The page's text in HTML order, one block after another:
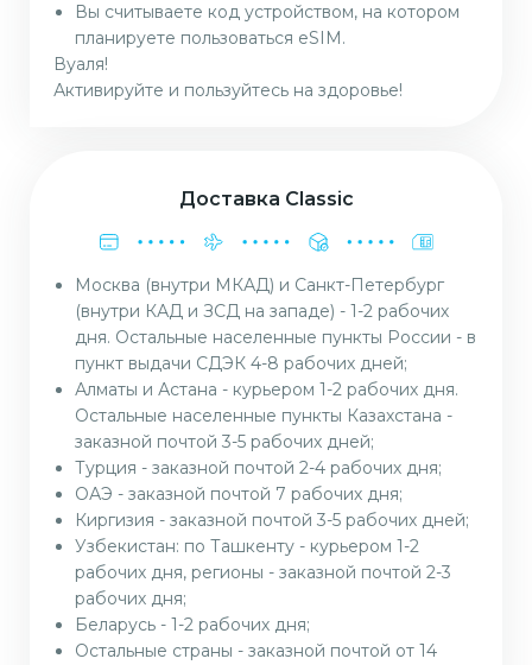
Вы считываете код устройством, на котором
планируете пользоваться eSIM.
Вуаля!
Активируйте и пользуйтесь на здоровье!
Доставка Classic
Москва (внутри МКАД) и Санкт-Петербург
(внутри КАД и ЗСД на западе) - 1-2 рабочих
дня. Остальные населенные пункты России - в
пункт выдачи СДЭК 4-8 рабочих дней;
Алматы и Астана - курьером 1-2 рабочих дня.
Остальные населенные пункты Казахстана -
заказной почтой 3-5 рабочих дней;
Турция - заказной почтой 2-4 рабочих дня;
ОАЭ - заказной почтой 7 рабочих дня;
Киргизия - заказной почтой 3-5 рабочих дней;
Узбекистан: по Ташкенту - курьером 1-2
рабочих дня, регионы - заказной почтой 2-3
рабочих дня;
Беларусь - 1-2 рабочих дня;
Остальные страны - заказной почтой от 14